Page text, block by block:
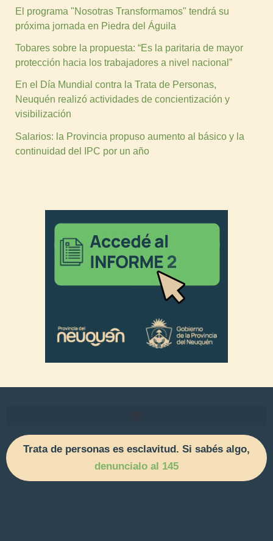
El programa "Nosotras Transformamos" tendrá su
próxima jornada en Piedra del Águila
Tobares sobre la propuesta: “Es la paritaria de mayor
protección hacia los trabajadores a nivel nacional”
En el Día Mundial contra la Trata de Personas,
Neuquén realizó actividades de concientización y
visibilización
Salarios: la Provincia propuso aumento al básico y la
continuidad del IPC por un año
Trata de personas es esclavitud. Si sabés algo,
denuncialo al 145